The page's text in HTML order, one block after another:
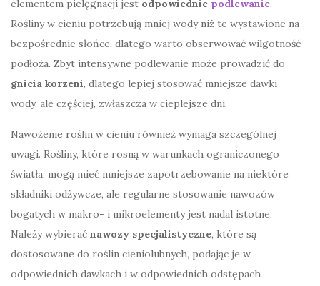
elementem pielęgnacji jest odpowiednie podlewanie.
Rośliny w cieniu potrzebują mniej wody niż te wystawione na
bezpośrednie słońce, dlatego warto obserwować wilgotność
podłoża. Zbyt intensywne podlewanie może prowadzić do
gnicia korzeni, dlatego lepiej stosować mniejsze dawki
wody, ale częściej, zwłaszcza w cieplejsze dni.
Nawożenie roślin w cieniu również wymaga szczególnej
uwagi. Rośliny, które rosną w warunkach ograniczonego
światła, mogą mieć mniejsze zapotrzebowanie na niektóre
składniki odżywcze, ale regularne stosowanie nawozów
bogatych w makro- i mikroelementy jest nadal istotne.
Należy wybierać nawozy specjalistyczne, które są
dostosowane do roślin cieniolubnych, podając je w
odpowiednich dawkach i w odpowiednich odstępach